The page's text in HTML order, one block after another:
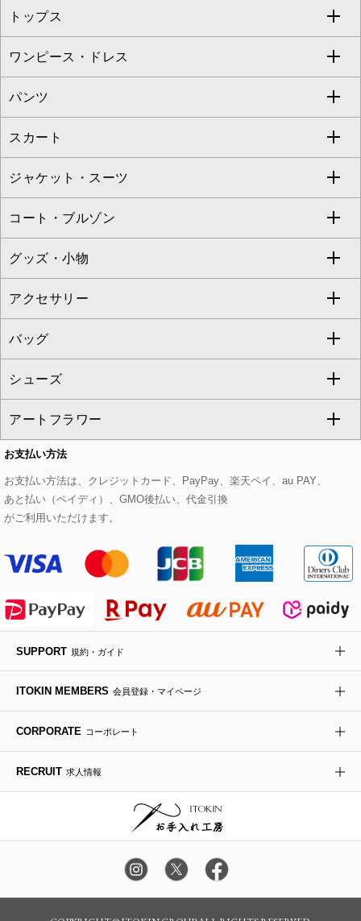
eur3
Maison de CINQ
MK MICHEL KLEIN BAG
HIROKO KOSHINO
トップス
すべてのトップス
カットソー・Tシャツ
ブラウス・シャツ
ニット・セーター
カーディガン
アンサンブルセット
ベスト・ジレ
パーカー
タンクトップ・キャミソール
スウェット・ジャージー
その他のトップス
ワンピース・ドレス
すべてのワンピース・ドレス
ワンピース
ドレス
チュニック
ジャンパースカート
その他のワンピース・ドレス
パンツ
すべてのパンツ
フルレングスパンツ
クロップド・半端丈パンツ
ガウチョ・ワイドパンツ
ハーフ・ショート丈パンツ
サロペット・オールインワン
その他のパンツ
スカート
すべてのスカート
ロング・マキシ丈スカート
ひざ丈スカート
ミモレ丈スカート
ショート・ミニ丈スカート
その他のスカート
ジャケット・スーツ
すべてのジャケット・スーツ
テーラードジャケット
ノーカラージャケット
セットアップ
セットアップジャケット
セットアップパンツ
セットアップスカート
セットアップワンピース
コート・ブルゾン
すべてのコート・ブルゾン
トレンチコート
ピーコート
ダッフルコート
チェスターコート
モッズコート
ステンカラーコート
ライダースジャケット
デニムジャケット
ダウンジャケット・コート
グッズ・小物
すべてのグッズ・小物
マスク
ストール・マフラー・スヌード
ベルト・サスペンダー
帽子
ヘアアクセサリー
ハンカチ・バンダナ
手袋
チャーム・ストラップ
アクセサリー
すべてのアクセサリー
ネックレス
ピアス・イヤリング
ブレスレット・バングル
ブローチ・コサージュ
バッグ
すべてのバッグ
トートバッグ
ショルダーバッグ
ボストンバッグ
バックパック・リュック
ボディバッグ・メッセンジャーバッグ
トラベルバッグ
シューズ
すべてのシューズ
パンプス
スニーカー
フラットシューズ
ローファー
ドレスシューズ
アートフラワー
すべてのアートフラワー
ローズ
カサブランカ・カラー
ラナンキュラス
ポプリアレンジ＆フレグランス
お支払い方法
お支払い方法は、クレジットカード、PayPay、楽天ペイ、au PAY、
あと払い（ペイディ）、GMO後払い、代金引換
がご利用いただけます。
SUPPORT 規約・ガイド
ITOKIN MEMBERS 会員登録・マイページ
CORPORATE コーポレート
RECRUIT 求人情報